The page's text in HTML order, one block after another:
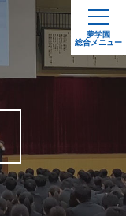
夢学園
総合メニュー